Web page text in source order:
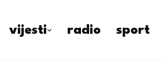
vijesti radio sport